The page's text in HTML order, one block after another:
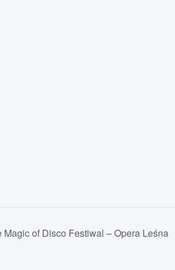
Magic of Disco Festiwal – Opera Leśna